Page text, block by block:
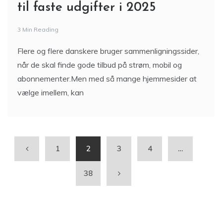
til faste udgifter i 2025
3 Min Reading
Flere og flere danskere bruger sammenligningssider,
når de skal finde gode tilbud på strøm, mobil og
abonnementer.Men med så mange hjemmesider at
vælge imellem, kan
1 2 3 4 …
38